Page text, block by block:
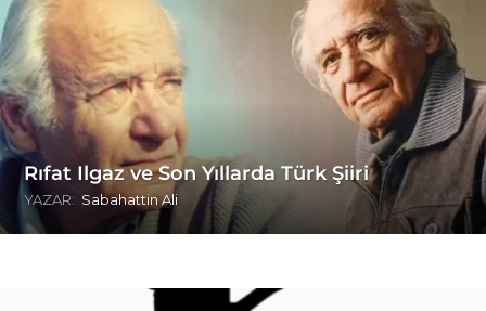
Rıfat Ilgaz ve Son Yıllarda Türk Şiiri
YAZAR: Sabahattin Ali